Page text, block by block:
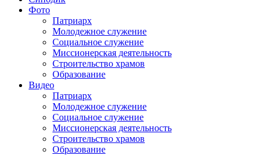
Фото
Патриарх
Молодежное служение
Социальное служение
Миссионерская деятельность
Строительство храмов
Образование
Видео
Патриарх
Молодежное служение
Социальное служение
Миссионерская деятельность
Строительство храмов
Образование